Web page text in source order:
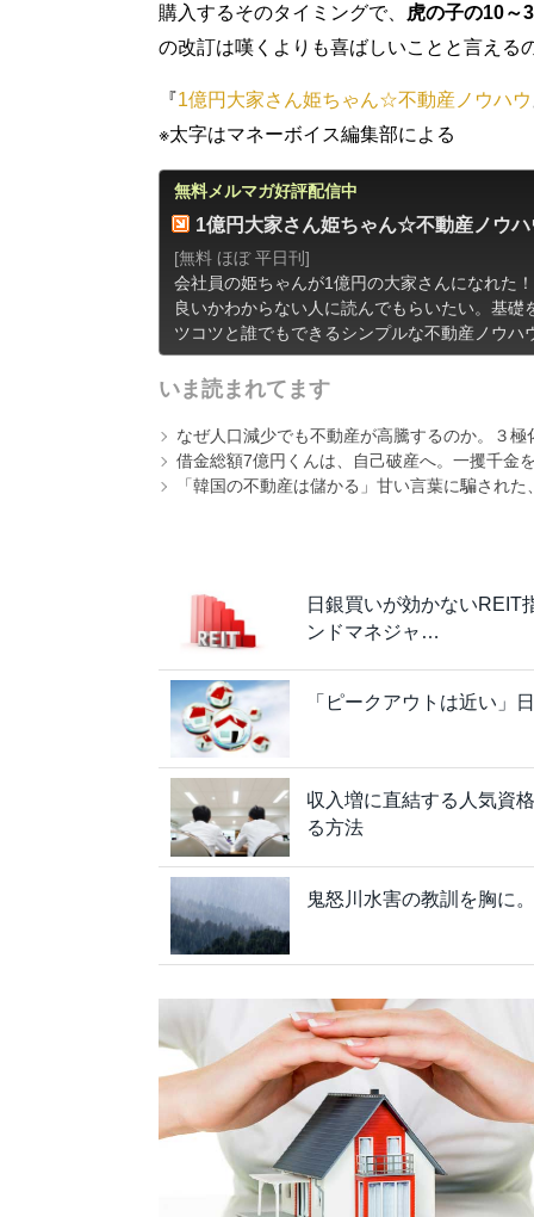
購入するそのタイミングで、
虎の子の10～
の改訂は嘆くよりも喜ばしいことと言える
『1億円大家さん姫ちゃん☆不動産ノウハウ
※太字はマネーボイス編集部による
無料メルマガ好評配信中
1億円大家さん姫ちゃん☆不動産ノウハ
[無料 ほぼ 平日刊]
会社員の姫ちゃんが1億円の大家さんになれた
良いかわからない人に読んでもらいたい。基
ツコツと誰でもできるシンプルな不動産ノウハ
いま読まれてます
なぜ人口減少でも不動産が高騰するのか。３
借金総額7億円くんは、自己破産へ。一攫千金
「韓国の不動産は儲かる」甘い言葉に騙され
日銀買いが効かないREIT
ンドマネジャ…
「ピークアウトは近い」
収入増に直結する人気資
る方法
鬼怒川水害の教訓を胸に